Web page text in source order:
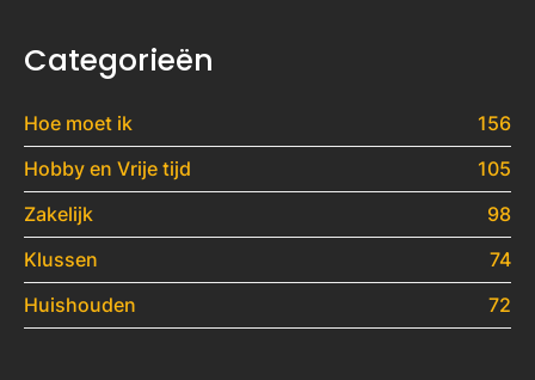
Categorieën
Hoe moet ik
156
Hobby en Vrije tijd
105
Zakelijk
98
Klussen
74
Huishouden
72